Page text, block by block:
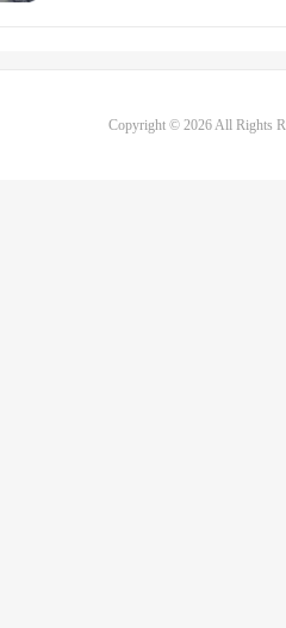
Copyright © 2026 All Rights